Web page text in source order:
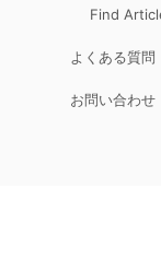
Find
よくある質問
お問い合わせ